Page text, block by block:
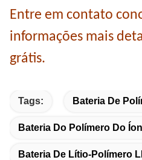
Entre em contato
informações mais
grátis.
Tags: Bateria De
Bateria Do Polímero Do
Bateria De Lítio-Polímero